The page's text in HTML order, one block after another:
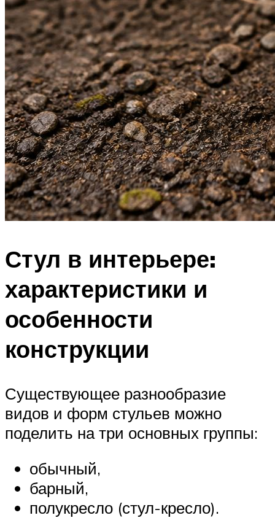
Стул в интерьере:
характеристики и
особенности
конструкции
Существующее разнообразие
видов и форм стульев можно
поделить на три основных группы:
обычный,
барный,
полукресло (стул-кресло).